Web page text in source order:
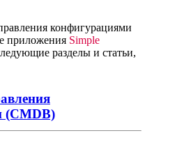
конфигурациями
приложения Simple
разделы и статьи,
(CMDB)